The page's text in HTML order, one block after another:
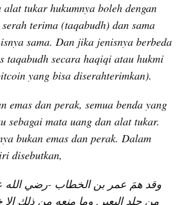
tukar hukumnya boleh dengan
terima (taqabudh) dan sama
sama. Dan jika jenisnya berbeda
taqabudh secara haqiqi atau hukmi
yang bisa diserahterimkan).
emas dan perak, semua benda yang
sebagai mata uang dan alat tukar.
bukan emas dan perak. Dalam
disebutkan,